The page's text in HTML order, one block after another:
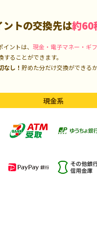
ントの交換先は約60
ントは、 現金・電子マネー・ギ
することができます。
なし！ 貯めた分だけ交換ができる
現金系